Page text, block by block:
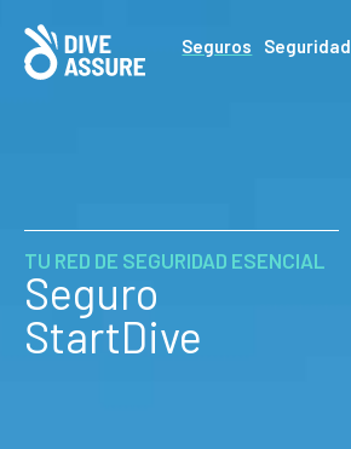
Seguros Seguridad
TU RED DE SEGURIDAD ESENCIAL
Seguro
StartDive